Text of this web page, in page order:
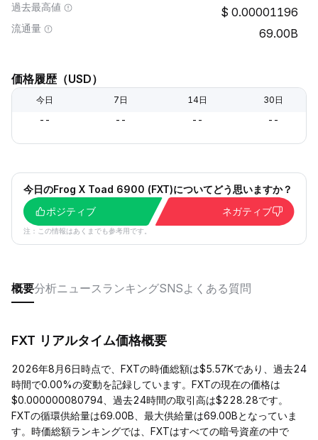
過去最高値 0.00001196
流通量 69.00B
価格履歴（USD）
今日 7日 14日 30日
-- -- -- --
今日のFrog X Toad 6900 (FXT)についてどう思いますか？
ポジティブ
ネガティブ
注：この情報はあくまでも参考用です。
概要分析ニュース ランキングSNSよくある質問
FXT リアルタイム価格概要
2026年8月6日時点で、FXTの時価総額は$5.57Kであり、過去24
時間で0.00%の変動を記録しています。FXTの現在の価格は
$0.000000080794、過去24時間の取引高は$228.28です。
FXTの循環供給量は69.00B、最大供給量は69.00Bとなっていま
す。時価総額ランキングでは、FXTはすべての暗号資産の中で